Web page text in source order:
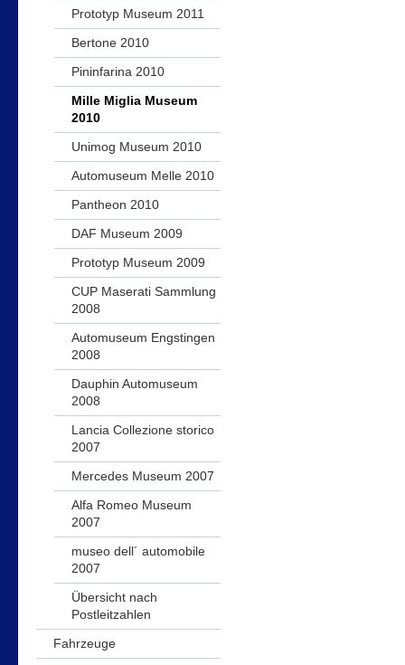
Prototyp Museum 2011
Bertone 2010
Pininfarina 2010
Mille Miglia Museum
2010
Unimog Museum 2010
Automuseum Melle 2010
Pantheon 2010
DAF Museum 2009
Prototyp Museum 2009
CUP Maserati Sammlung
2008
Automuseum Engstingen
2008
Dauphin Automuseum
2008
Lancia Collezione storico
2007
Mercedes Museum 2007
Alfa Romeo Museum
2007
museo dell´ automobile
2007
Übersicht nach
Postleitzahlen
Fahrzeuge